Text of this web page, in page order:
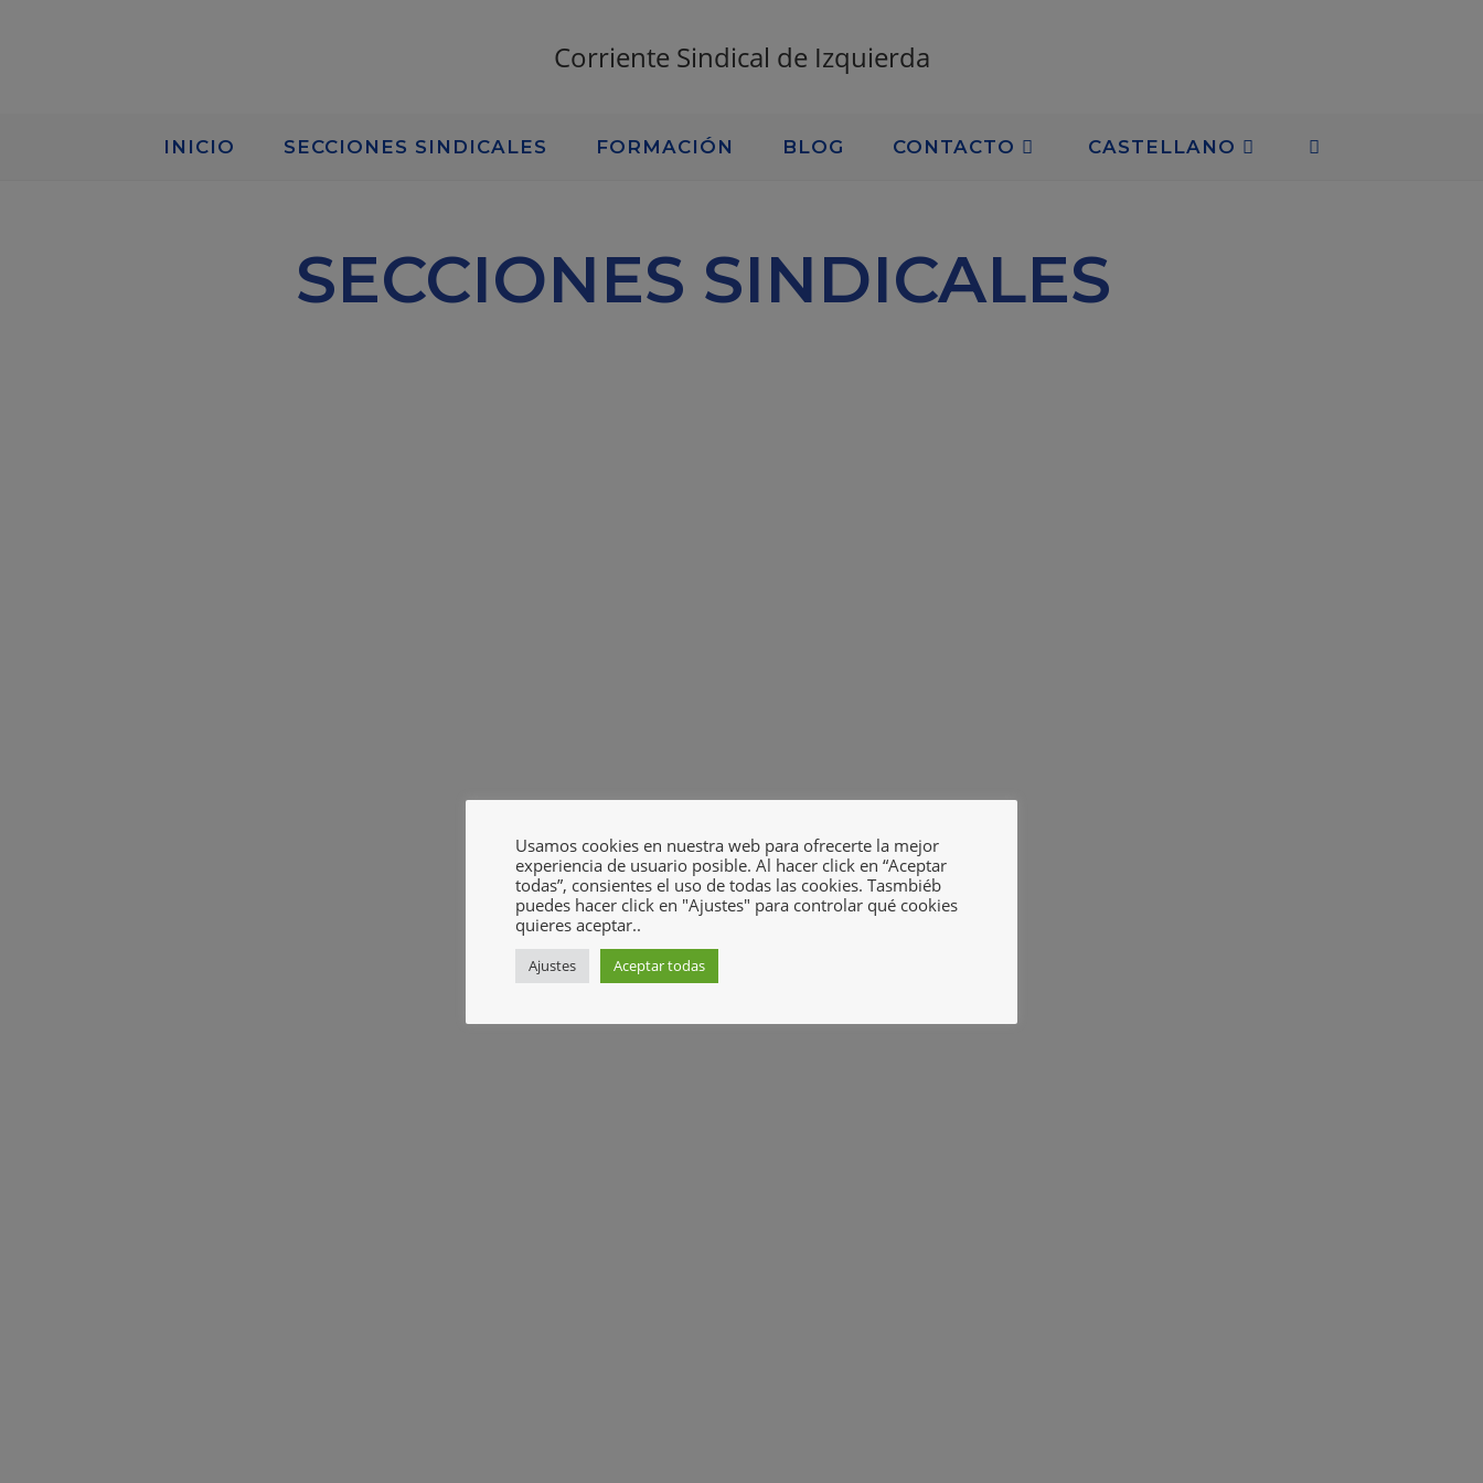
Corriente Sindical de Izquierda
INICIO SECCIONES SINDICALES FORMACIÓN BLOG CONTACTO CASTELLANO
SECCIONES SINDICALES
Usamos cookies en nuestra web para ofrecerte la mejor
experiencia de usuario posible. Al hacer click en “Aceptar
todas”, consientes el uso de todas las cookies. Tasmbiéb
puedes hacer click en "Ajustes" para controlar qué cookies
quieres aceptar..
Ajustes Aceptar todas